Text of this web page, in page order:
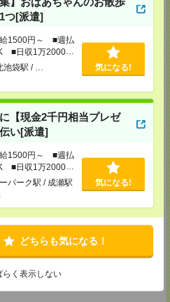
つ[派遣]
1500円～ ■週払
■日収1万2000円
池袋駅 / … 気になる!
【現金2千円相当プレゼ
い[派遣]
1500円～ ■週払
■日収1万2000円
パーク駅 / 成瀬駅
気になる!
どちらも気になる！
らく表示しない
ィービル6F
ハマビル 3F
ディング5Ｆ
川ビル3F